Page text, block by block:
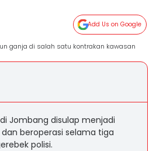
Add Us on Google
ganja di salah satu kontrakan kawasan
Jombang disulap menjadi
beroperasi selama tiga
polisi.